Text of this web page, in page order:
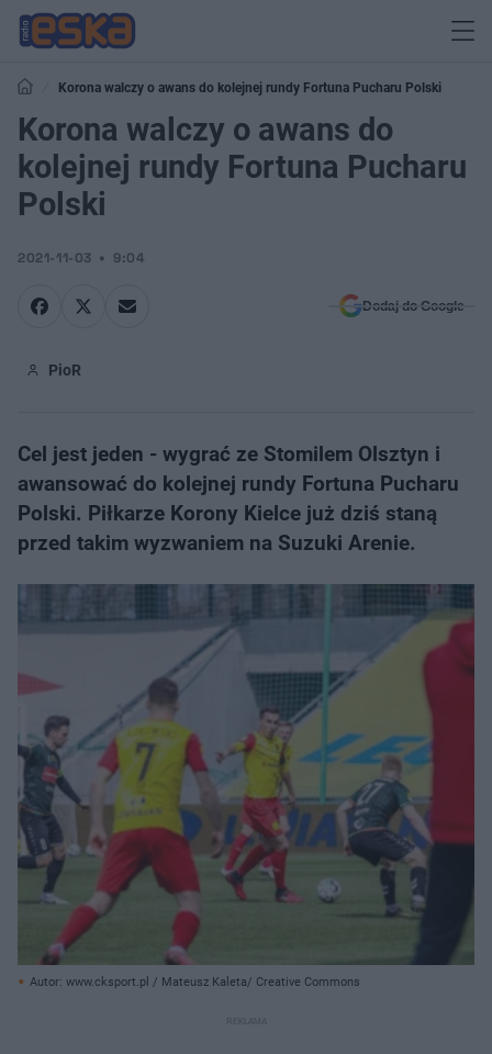
Korona walczy o awans do kolejnej rundy Fortuna Pucharu Polski
Korona walczy o awans do
kolejnej rundy Fortuna Pucharu
Polski
2021-11-03 9:04
Dodaj do Google
PioR
Cel jest jeden - wygrać ze Stomilem Olsztyn i
awansować do kolejnej rundy Fortuna Pucharu
Polski. Piłkarze Korony Kielce już dziś staną
przed takim wyzwaniem na Suzuki Arenie.
Autor: www.cksport.pl / Mateusz Kaleta/ Creative Commons